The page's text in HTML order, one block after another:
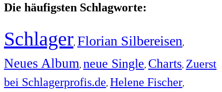
Die häufigsten Schlagworte:
Schlager, Florian Silbereisen,
Neues Album, neue Single, Charts, Zuerst
bei Schlagerprofis.de, Helene Fischer,